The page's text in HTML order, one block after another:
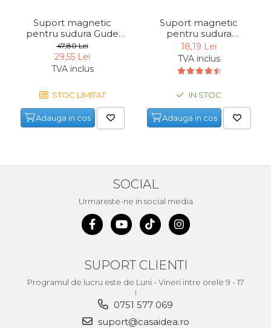
Roata de Masurat
Lacate & Incuietori
Scripete Manual
Banc de lucru – tamplarie
Transpalet / carucior
transport marfa
Poansoane Cifre & Litere
Nicovala fierarie
Suport magnetic
pentru sudura Gude
20103, 22 Kg
47,80 Lei
29,55 Lei
TVA inclus
STOC LIMITAT
Adauga in cos
Suport magnetic
pentru sudura
Mannesmann 1278
18,19 Lei
TVA inclus
IN STOC
Adauga in cos
SOCIAL
Urmareste-ne in social media
SUPORT CLIENTI
Programul de lucru este de Luni - Vineri intre orele 9 - 17
!
0751 577 069
suport@casaidea.ro